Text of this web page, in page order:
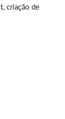
criação de